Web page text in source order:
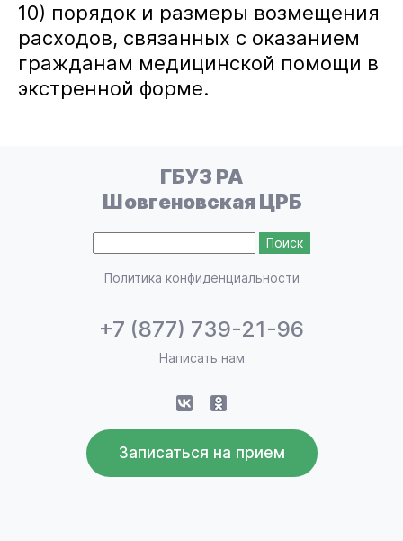
10) порядок и размеры возмещения
расходов, связанных с оказанием
гражданам медицинской помощи в
экстренной форме.
ГБУЗ РА
Шовгеновская ЦРБ
Политика конфиденциальности
+7 (877) 739-21-96
Написать нам
vk ok
Записаться на прием